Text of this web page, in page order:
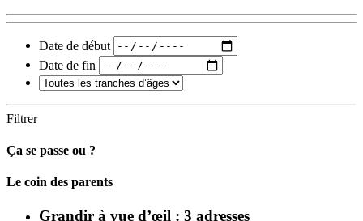
Date de début
Date de fin
Filtrer
Ça se passe ou ?
Carto
Le coin des parents
Grandir à vue d’œil : 3 adresses